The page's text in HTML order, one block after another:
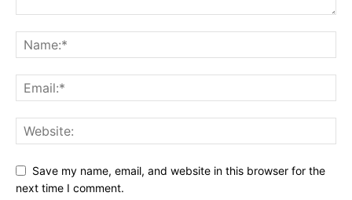
Save my name, email, and website in this browser for the
next time I comment.